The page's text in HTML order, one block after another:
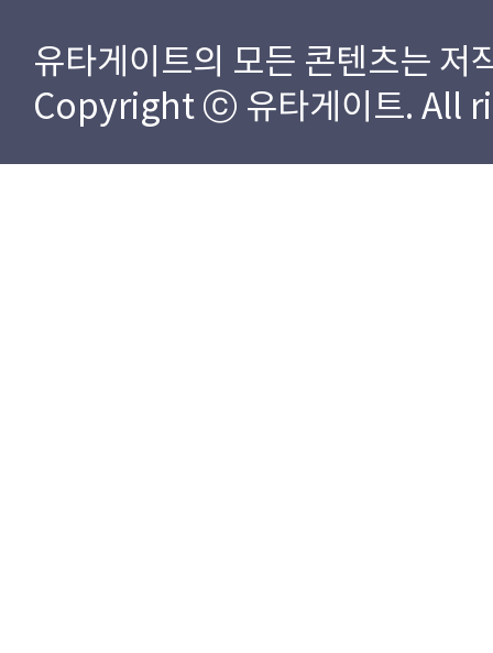
유타게이트의 모든 콘텐츠는 저
Copyright ⓒ 유타게이트. All